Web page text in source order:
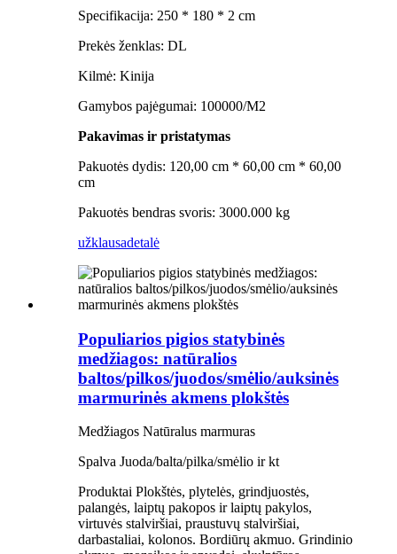
Specifikacija: 250 * 180 * 2 cm
Prekės ženklas: DL
Kilmė: Kinija
Gamybos pajėgumai: 100000/M2
Pakavimas ir pristatymas
Pakuotės dydis: 120,00 cm * 60,00 cm * 60,00
cm
Pakuotės bendras svoris: 3000.000 kg
užklausadetalė
Populiarios pigios statybinės
medžiagos: natūralios
baltos/pilkos/juodos/smėlio/auksinės
marmurinės akmens plokštės
Medžiagos Natūralus marmuras
Spalva Juoda/balta/pilka/smėlio ir kt
Produktai Plokštės, plytelės, grindjuostės,
palangės, laiptų pakopos ir laiptų pakylos,
virtuvės stalviršiai, praustuvų stalviršiai,
darbastaliai, kolonos. Bordiūrų akmuo. Grindinio